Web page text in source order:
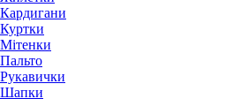
Кардигани
Куртки
Мітенки
Пальто
Рукавички
Шапки